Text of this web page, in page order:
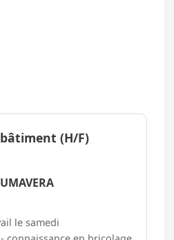
(H/F)
le samedi